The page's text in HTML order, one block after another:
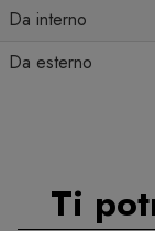
Da interno
Da esterno
Ti